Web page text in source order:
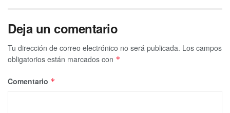
Deja un comentario
Tu dirección de correo electrónico no será publicada. Los campos
obligatorios están marcados con *
Comentario *